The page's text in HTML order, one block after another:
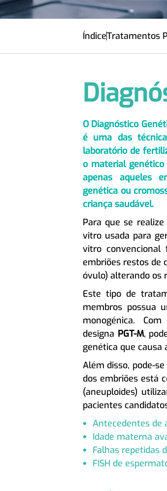
ÍndiceTratamentos
O Diagnóstico
é uma das
laboratório de
o material
apenas aqueles
genética ou
criança saudável.
Para que se
vitro usada para
vitro convencional
embriões restos de
óvulo) alterando os
Este tipo de
membros possua
monogénica.
designa PGT-M,
genética que causa
Além disso, pode-
dos embriões está
(aneuploides)
pacientes
Antecedentes de
Idade materna
Falhas repetidas
FISH de